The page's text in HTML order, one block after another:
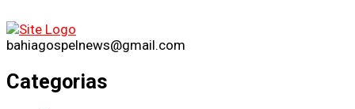
bahiagospelnews@gmail.com
Categorias